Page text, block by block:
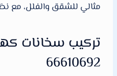
مثالي للشقق والفلل، مع
تركيب سخانات
66610692